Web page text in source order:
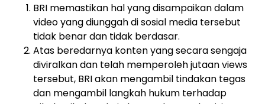
BRI memastikan hal yang disampaikan dalam
video yang diunggah di sosial media tersebut
tidak benar dan tidak berdasar.
Atas beredarnya konten yang secara sengaja
diviralkan dan telah memperoleh jutaan views
tersebut, BRI akan mengambil tindakan tegas
dan mengambil langkah hukum terhadap